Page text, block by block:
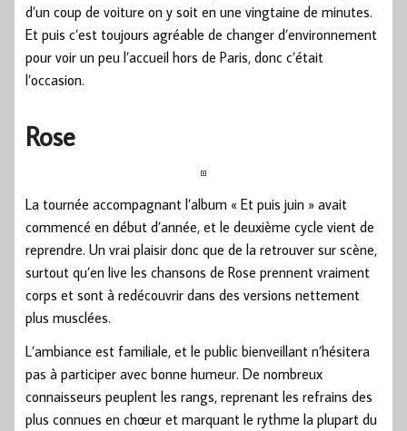
d’un coup de voiture on y soit en une vingtaine de minutes.
Et puis c’est toujours agréable de changer d’environnement
pour voir un peu l’accueil hors de Paris, donc c’était
l’occasion.
Rose
La tournée accompagnant l’album « Et puis juin » avait
commencé en début d’année, et le deuxième cycle vient de
reprendre. Un vrai plaisir donc que de la retrouver sur scène,
surtout qu’en live les chansons de Rose prennent vraiment
corps et sont à redécouvrir dans des versions nettement
plus musclées.
L’ambiance est familiale, et le public bienveillant n’hésitera
pas à participer avec bonne humeur. De nombreux
connaisseurs peuplent les rangs, reprenant les refrains des
plus connues en chœur et marquant le rythme la plupart du